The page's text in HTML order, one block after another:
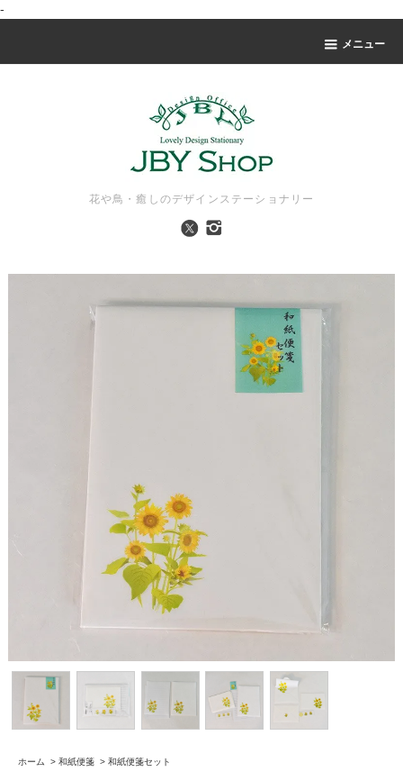
-
メニュー
花や鳥・癒しのデザインステーショナリー
ホーム > 和紙便箋 > 和紙便箋セット